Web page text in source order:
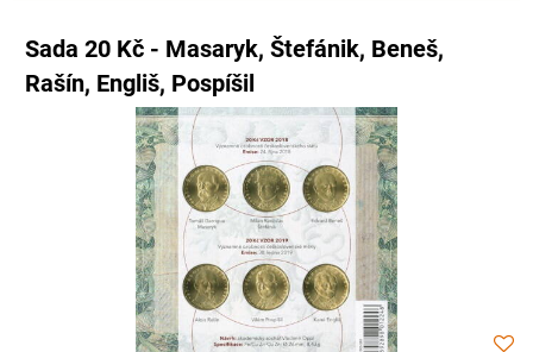
Sada 20 Kč - Masaryk, Štefánik, Beneš,
Rašín, Engliš, Pospíšil